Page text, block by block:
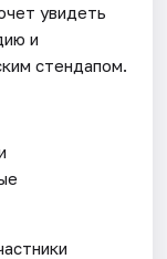
увидеть
и
стендапом.